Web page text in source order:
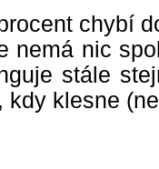
chybí
nemá nic
stále
kdy klesne